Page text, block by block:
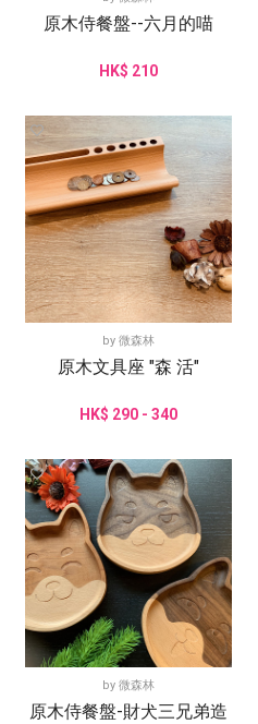
原木侍餐盤--六月的喵
HK$ 210
by 微森林
原木文具座 "森 活"
HK$ 290 - 340
by 微森林
原木侍餐盤-財犬三兄弟造